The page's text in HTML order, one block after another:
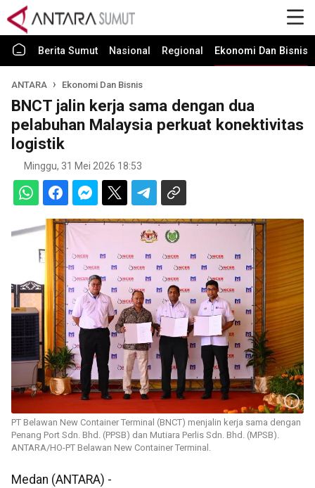
Berita Sumut Nasional Regional Ekonomi Dan Bisnis
ANTARA Ekonomi Dan Bisnis
BNCT jalin kerja sama dengan dua
pelabuhan Malaysia perkuat konektivitas
logistik
Minggu, 31 Mei 2026 18:53
PT Belawan New Container Terminal (BNCT) menjalin kerja sama dengan
Penang Port Sdn. Bhd. (PPSB) dan Mutiara Perlis Sdn. Bhd. (MPSB).
ANTARA/HO-PT Belawan New Container Terminal.
Medan (ANTARA) -